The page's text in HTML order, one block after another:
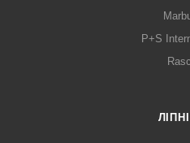
P+S